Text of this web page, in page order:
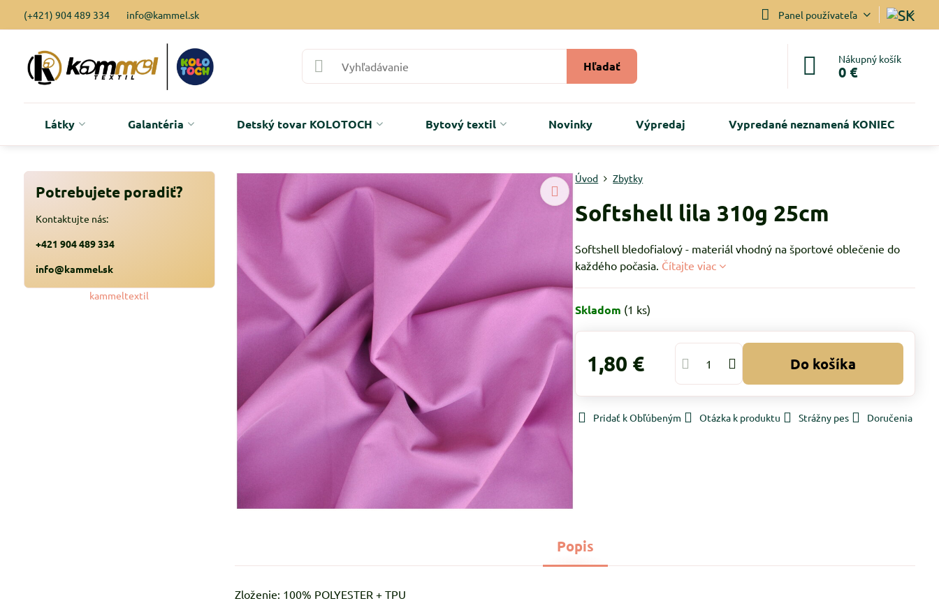
(+421) 904 489 334 info@kammel.sk Panel používateľa
Hľadať Nákupný košík
0 €
Látky Galantéria Detský tovar KOLOTOCH Bytový textil Novinky Výpredaj Vypredané neznamená KONIEC
Úvod Zbytky
Softshell lila 310g 25cm
Softshell bledofialový - materiál vhodný na športové oblečenie do
každého počasia. Čítajte viac
Skladom (1 ks)
1,80 € Do košíka
Pridať k Obľúbeným Otázka k produktu Strážny pes Doručenia
Popis
Zloženie: 100% POLYESTER + TPU
Potrebujete poradiť?
Kontaktujte nás:
+421 904 489 334
info@kammel.sk
kammeltextil